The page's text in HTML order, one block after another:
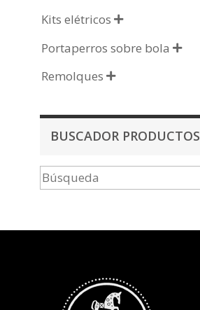
Kits elétricos 
Portaperros sobre bola 
Remolques 
BUSCADOR PRODUCTOS